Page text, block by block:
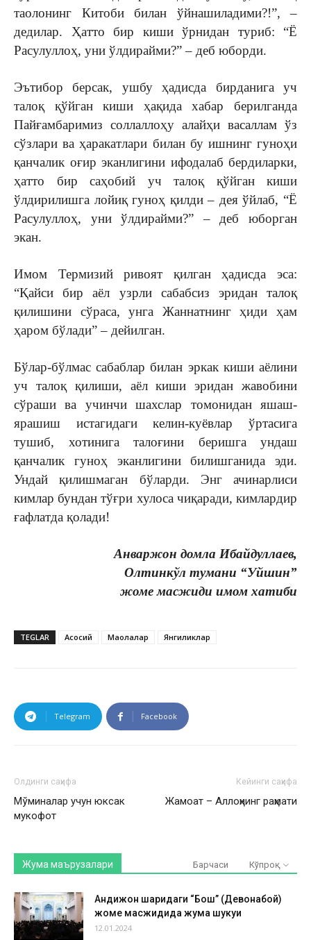
таолонинг Китоби билан ўйнашиладими?!”, –
дедилар. Ҳатто бир киши ўрнидан туриб: “Ё
Расулуллоҳ, уни ўлдирайми?” – деб юборди.
Эътибор берсак, ушбу ҳадисда бирданига уч
талоқ қўйган киши ҳақида хабар берилганда
Пайғамбаримиз соллаллоҳу алайҳи васаллам ўз
сўзлари ва ҳаракатлари билан бу ишнинг гуноҳи
қанчалик оғир эканлигини ифодалаб бердиларки,
ҳатто бир саҳобий уч талоқ қўйган киши
ўлдирилишга лойиқ гуноҳ қилди – дея ўйлаб, “Ё
Расулуллоҳ, уни ўлдирайми?” – деб юборган
экан.
Имом Термизий ривоят қилган ҳадисда эса:
“Қайси бир аёл узрли сабабсиз эридан талоқ
қилишини сўраса, унга Жаннатнинг ҳиди ҳам
ҳаром бўлади” – дейилган.
Бўлар-бўлмас сабаблар билан эркак киши аёлини
уч талоқ қилиши, аёл киши эридан жавобини
сўраши ва учинчи шахслар томонидан яшаш-
ярашиш истагидаги келин-куёвлар ўртасига
тушиб, хотинига талоғини беришга ундаш
қанчалик гуноҳ эканлигини билишганида эди.
Ундай қилишмаган бўларди. Энг ачинарлиси
кимлар бундан тўғри хулоса чиқаради, кимлардир
ғафлатда қолади!
Анваржон домла Ибайдуллаев,
Олтинкўл тумани “Уйшин”
жоме масжиди имом хатиби
TEGLAR Асосий Мақолалар Янгиликлар
Telegram Facebook
Олдинги саҳифа
Мўминалар учун юксак
мукофот
Кейинги саҳифа
Жамоат – Аллоҳнинг раҳмати
Жума маърузалари Барчаси Кўпроқ
Андижон шаҳридаги “Бош” (Девонабой)
жоме масжидида жума шукуҳи
12.01.2024